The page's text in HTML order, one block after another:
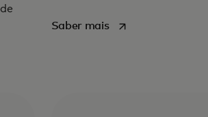
Saber maisopens in a new tab